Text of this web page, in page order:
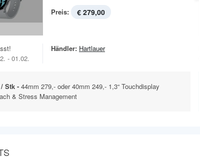
Preis: € 279,00
- 01.02.
Händler: Hartlauer
Stk - 44mm 279,- oder 40mm 249,- 1,3“ Touchdisplay
& Stress Management